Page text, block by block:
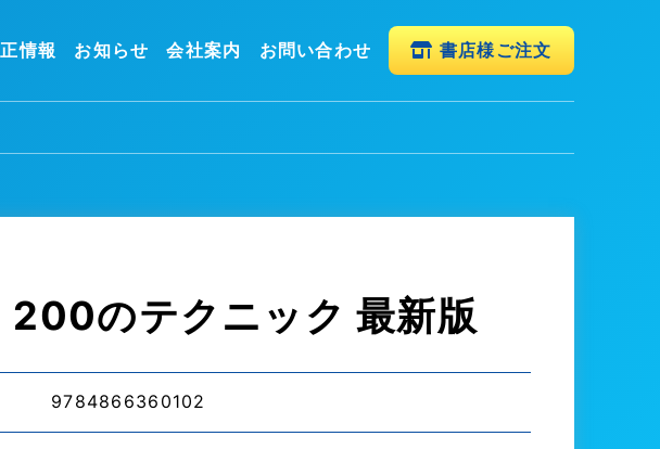
情報 お知らせ 会社案内 お問い合わせ 書店様ご注文
のテクニック 最新版
9784866360102